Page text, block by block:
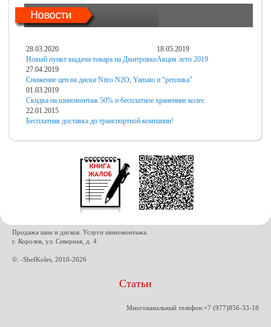
28.03.2020
Новый пункт выдачи товара на Дмитровке
18.05.2019
Акция лето 2019
27.04.2019
Снижение цен на диски Nitro N2O, Yamato и "реплика"
01.03.2019
Скидка на шиномонтаж 50% и бесплатное хранениие колес
22.01.2015
Бесплатная доставка до транспортной компании!
Продажа шин и дисков. Услуги шиномонтажа.
г. Королев, ул. Северная, д. 4
©: -ShefKoles, 2010-2026
Статьи
Многоканальный телефон:+7 (977)856-33-18